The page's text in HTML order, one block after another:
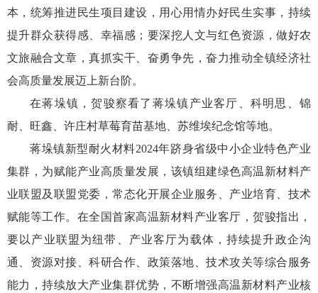
本，统筹推进民生项目建设，用心用情办好民生实事，持续
提升群众获得感、幸福感；要深挖人文与红色资源，做好农
文旅融合文章，真抓实干、奋勇争先，奋力推动全镇经济社
会高质量发展迈上新台阶。
在蒋垛镇，贺骏察看了蒋垛镇产业客厅、科明思、锦
耐、旺鑫、许庄村草莓育苗基地、苏维埃纪念馆等地。
蒋垛镇新型耐火材料2024年跻身省级中小企业特色产业
集群，为赋能产业高质量发展，该镇组建绿色高温新材料产
业联盟及联盟党委，常态化开展企业服务、产业培育、技术
赋能等工作。在全国首家高温新材料产业客厅，贺骏指出，
要以产业联盟为纽带、产业客厅为载体，持续提升政企沟
通、资源对接、科研合作、政策落地、技术攻关等综合服务
能力，持续放大产业集群优势，不断增强高温新材料产业核